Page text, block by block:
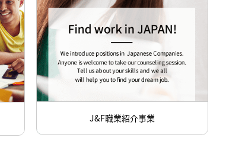
J&F職業紹介事業